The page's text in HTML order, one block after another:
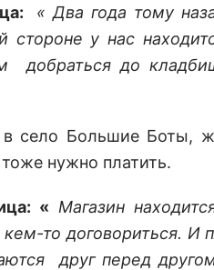
« Два года тому
стороне у нас
до
село Большие Боты,
нужно платить.
« Магазин
то договориться. И
друг перед